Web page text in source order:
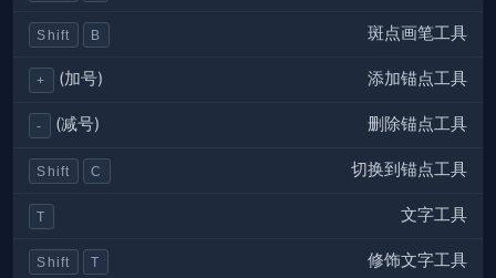
Shift B 斑点画笔工具
+ (加号) 添加锚点工具
- (减号) 删除锚点工具
Shift C 切换到锚点工具
T 文字工具
Shift T 修饰文字工具